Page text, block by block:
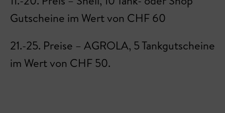
Gutscheine im Wert von CHF 60
21.-25. Preise – AGROLA, 5 Tankgutscheine
im Wert von CHF 50.